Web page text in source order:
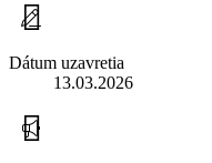
Dátum uzavretia
13.03.2026